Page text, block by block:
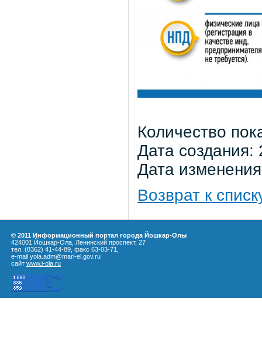
Количество
Дата
Дата
Возврат к
© 2011 Информационный портал города Йошкар-Олы
424001 Йошкар-Ола, Ленинский проспект, 27
тел. (8362) 41-44-89, факс 63-03-71,
e-mail yola.adm@mari-el.gov.ru
сайт www.i-ola.ru